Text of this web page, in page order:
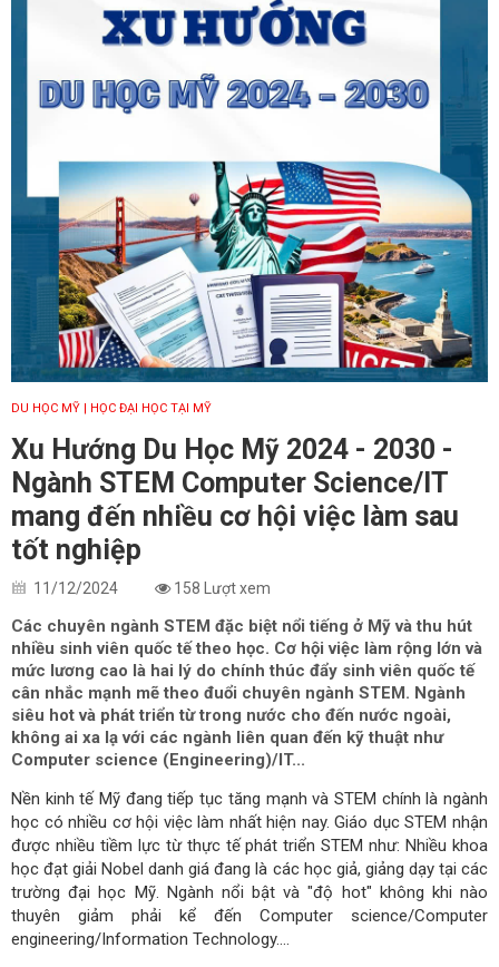
DU HỌC MỸ | HỌC ĐẠI HỌC TẠI MỸ
Xu Hướng Du Học Mỹ 2024 - 2030 -
Ngành STEM Computer Science/IT
mang đến nhiều cơ hội việc làm sau
tốt nghiệp
11/12/2024 158 Lượt xem
Các chuyên ngành STEM đặc biệt nổi tiếng ở Mỹ và thu hút
nhiều sinh viên quốc tế theo học. Cơ hội việc làm rộng lớn và
mức lương cao là hai lý do chính thúc đẩy sinh viên quốc tế
cân nhắc mạnh mẽ theo đuổi chuyên ngành STEM. Ngành
siêu hot và phát triển từ trong nước cho đến nước ngoài,
không ai xa lạ với các ngành liên quan đến kỹ thuật như
Computer science (Engineering)/IT...
Nền kinh tế Mỹ đang tiếp tục tăng mạnh và STEM chính là ngành
học có nhiều cơ hội việc làm nhất hiện nay. Giáo dục STEM nhận
được nhiều tiềm lực từ thực tế phát triển STEM như: Nhiều khoa
học đạt giải Nobel danh giá đang là các học giả, giảng dạy tại các
trường đại học Mỹ. Ngành nổi bật và "độ hot" không khi nào
thuyên giảm phải kể đến Computer science/Computer
engineering/Information Technology....